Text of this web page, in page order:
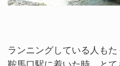
ランニングしている人もた